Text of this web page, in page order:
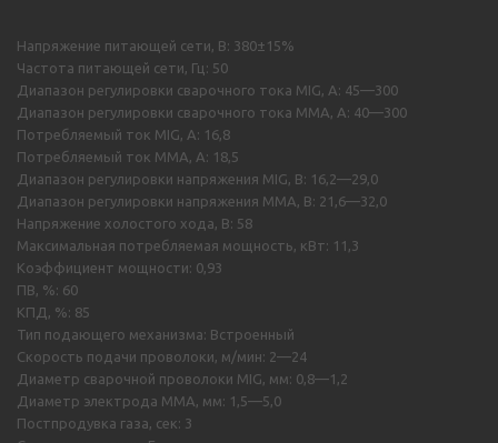
Напряжение питающей сети, В: 380±15%
Частота питающей сети, Гц: 50
Диапазон регулировки сварочного тока MIG, А: 45—300
Диапазон регулировки сварочного тока MMA, А: 40—300
Потребляемый ток MIG, А: 16,8
Потребляемый ток MMA, А: 18,5
Диапазон регулировки напряжения MIG, B: 16,2—29,0
Диапазон регулировки напряжения MMA, В: 21,6—32,0
Напряжение холостого хода, В: 58
Максимальная потребляемая мощность, кВт: 11,3
Коэффициент мощности: 0,93
ПВ, %: 60
КПД, %: 85
Тип подающего механизма: Встроенный
Скорость подачи проволоки, м/мин: 2—24
Диаметр сварочной проволоки MIG, мм: 0,8—1,2
Диаметр электрода MMA, мм: 1,5—5,0
Постпродувка газа, сек: 3